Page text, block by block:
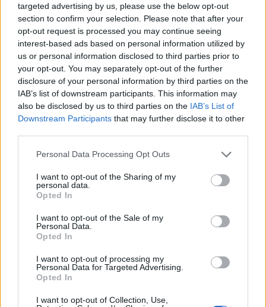
targeted advertising by us, please use the below opt-out
section to confirm your selection. Please note that after your
opt-out request is processed you may continue seeing
interest-based ads based on personal information utilized by
us or personal information disclosed to third parties prior to
your opt-out. You may separately opt-out of the further
disclosure of your personal information by third parties on the
IAB’s list of downstream participants. This information may
also be disclosed by us to third parties on the IAB’s List of
Downstream Participants that may further disclose it to other
Personal Data Processing Opt Outs
I want to opt-out of the Sharing of my
personal data.
Opted In
I want to opt-out of the Sale of my
Personal Data.
Opted In
I want to opt-out of processing my
Personal Data for Targeted Advertising.
Opted In
I want to opt-out of Collection, Use,
Redacţia
RELATED ARTICLES
Sabotaj grav al PNRR, de către
câștigăm niciun kilowatt! Explicațiile
A doua operațiune obscenă a
Pașca – Dumbrava”. Un fost